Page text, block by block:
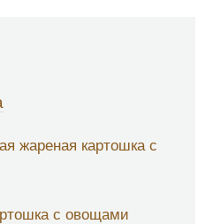
жареная картошка с
с овощами